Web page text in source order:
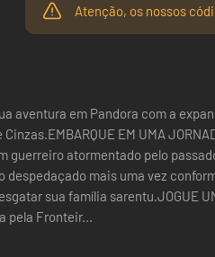
Atenção, os nossos
EM UMA
guerreiro atormentado pelo
mais uma vez
sua família sarentu.JOGUE
pela Fronteir...